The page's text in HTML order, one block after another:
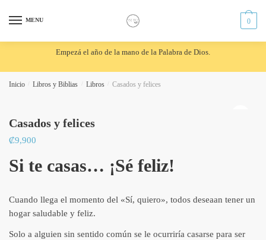
MENU 0
Empezá el año de la mano de la Palabra de Dios.
Inicio Libros y Biblias Libros Casados y felices
Casados y felices
₡9,900
Si te casas… ¡Sé feliz!
Cuando llega el momento del «Sí, quiero», todos deseaan tener un
hogar saludable y feliz.
Solo a alguien sin sentido común se le ocurriría casarse para ser